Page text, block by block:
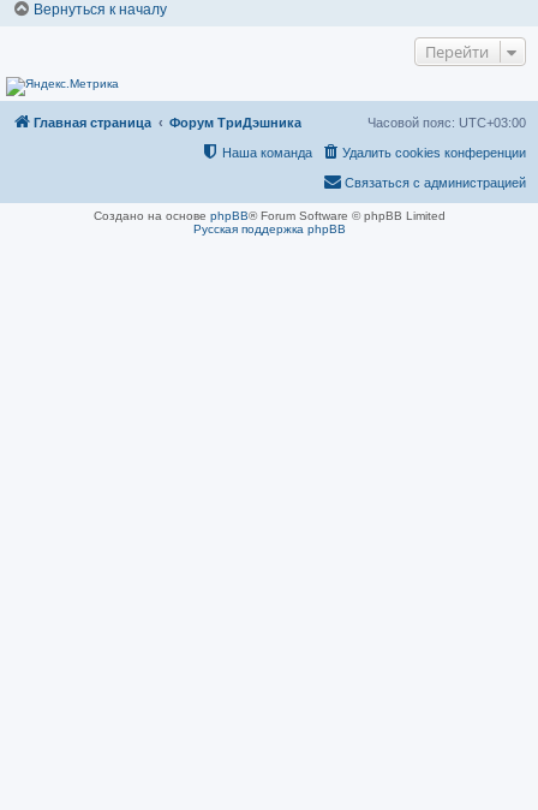
Вернуться к началу
Перейти
Главная страница Форум ТриДэшника Часовой пояс: UTC+03:00
Удалить cookies конференции
Наша команда
Связаться с администрацией
Создано на основе phpBB® Forum Software © phpBB Limited
Русская поддержка phpBB